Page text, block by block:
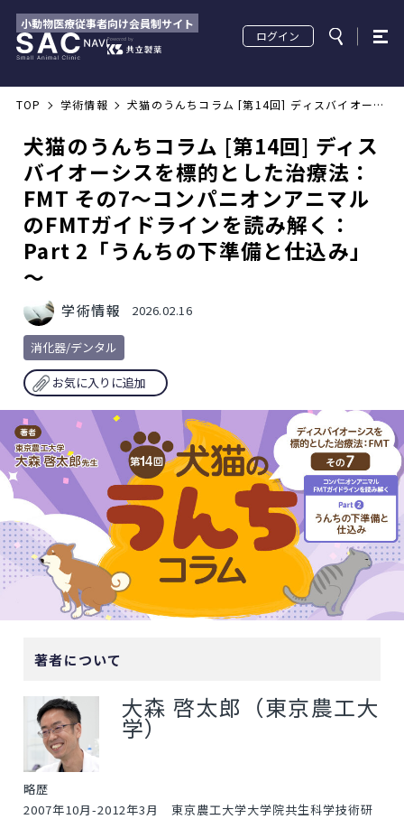
小動物医療従事者向け会員制サイト
ログイン
TOP 学術情報 犬猫のうんちコラム [第14回] ディスバイオーシ
スを標的とした治療法：FMT その7～コンパニオ
Part 2「うんちの下準備と仕込み」～
犬猫のうんちコラム [第14回] ディス
バイオーシスを標的とした治療法：
FMT その7～コンパニオンアニマル
のFMTガイドラインを読み解く：
Part 2「うんちの下準備と仕込み」
～
学術情報 2026.02.16
消化器/デンタル
お気に入りに追加
著者について
大森 啓太郎（東京農工大
学）
略歴
2007年10月-2012年3月 東京農工大学大学院共生科学技術研